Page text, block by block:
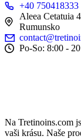
+40 750418333
Aleea Cetatuia
Rumunsko
Po-So: 8:00 -
Na Tretinoins.com
vaši krásu. Naše